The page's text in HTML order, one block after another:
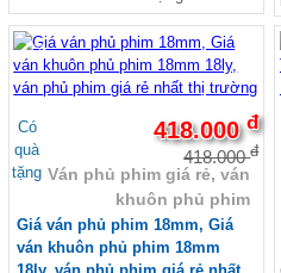
Thép Việt Mỹ
Thép Việt Đức
Thép Việt Sing
Thép Việt Úc
Thép Việt Ý
Thép ống mạ kẽm nhúng nóng
Thép ống mạ kẽm Hoà Phát
Thép ống mạ kẽm Hoa Sen
Thép ống mạ kẽm
Thép ống mạ kẽm nhúng nóng
Vật tư phụ xây dựng, nông nghiệp,
nghiệp
20 lần trở lên nguyên tấm
-0%
Có
quà
tặng
418.000đ
418.000đ
Ván phủ phim giá rẻ, ván
khuôn phủ phim
Giá ván phủ phim 18mm, Giá
ván khuôn phủ phim 18mm